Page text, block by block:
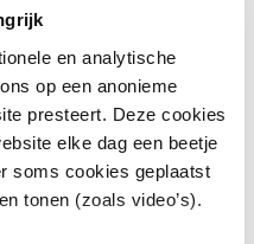
en analytische
op een anonieme
presteert. Deze cookies
elke dag een beetje
soms cookies geplaatst
tonen (zoals video’s).
waardevol om mee te doen,
Met de pilot willen ze
servicezuil goed tot zijn